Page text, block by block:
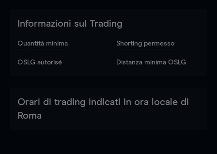
Informazioni sul Trading
Quantità minima Shorting permesso
OSLG autorisé Distanza minima OSLG
Orari di trading indicati in ora locale di
Roma